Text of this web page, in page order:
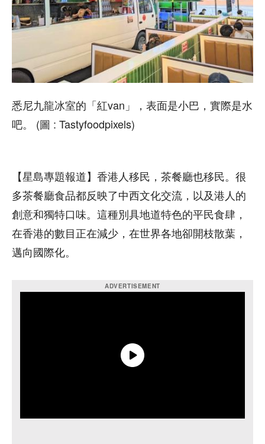
悉尼九龍冰室的「紅van」，表面是小巴，實際是水
吧。 (圖 : Tastyfoodpixels)
【星島專題報道】香港人移民，茶餐廳也移民。很
多茶餐廳食品都反映了中西文化交流，以及港人的
創意和獨特口味。這種別具地道特色的平民食肆，
在香港的數目正在減少，在世界各地卻開枝散葉，
邁向國際化。